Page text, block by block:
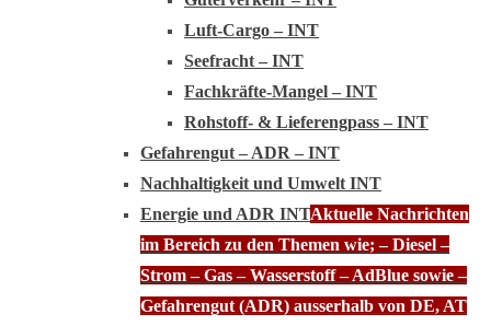
Luft-Cargo – INT
Seefracht – INT
Fachkräfte-Mangel – INT
Rohstoff- & Lieferengpass – INT
Gefahrengut – ADR – INT
Nachhaltigkeit und Umwelt INT
Energie und ADR INTAktuelle Nachrichten
im Bereich zu den Themen wie; – Diesel –
Strom – Gas – Wasserstoff – AdBlue sowie –
Gefahrengut (ADR) ausserhalb von DE, AT